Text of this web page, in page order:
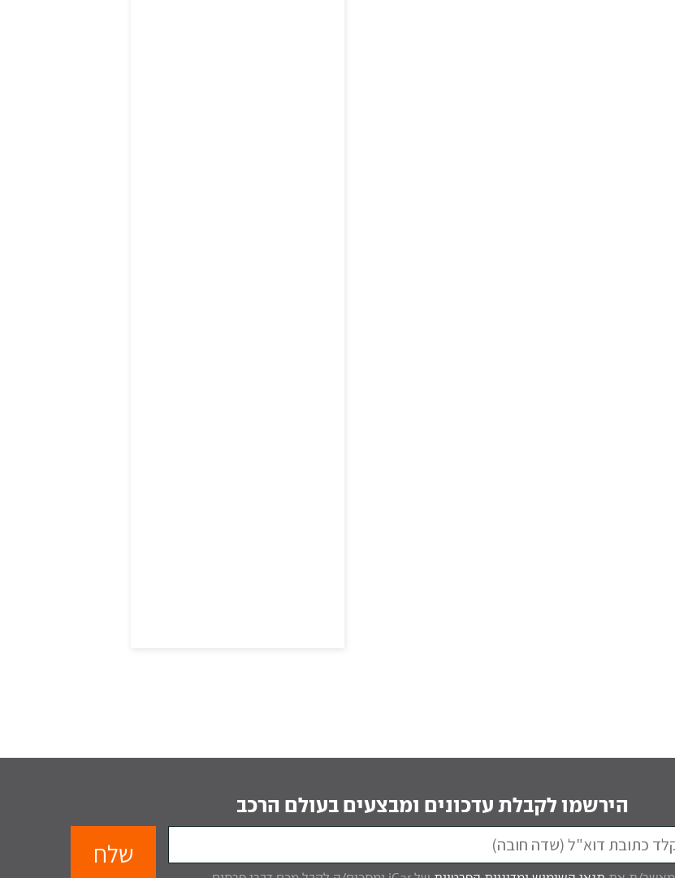
הירשמו לקבלת עדכונים ומבצעים בעולם הרכב